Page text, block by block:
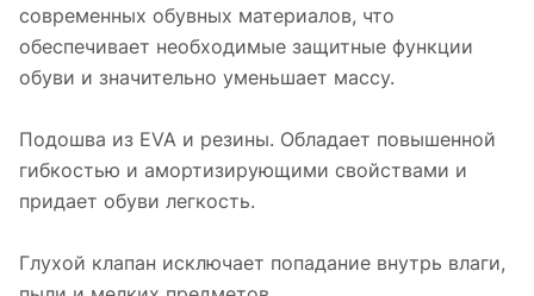
современных обувных материалов, что
обеспечивает необходимые защитные функции
обуви и значительно уменьшает массу.
Подошва из EVA и резины. Обладает повышенной
гибкостью и амортизирующими свойствами и
придает обуви легкость.
Глухой клапан исключает попадание внутрь влаги,